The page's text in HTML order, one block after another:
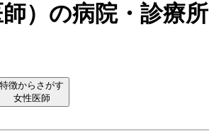
） の病院・診療所
特徴からさがす
女性医師